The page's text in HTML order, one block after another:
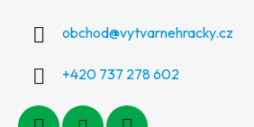
obchod@vytvarnehracky.cz
+420 737 278 602